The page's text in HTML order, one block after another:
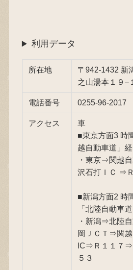
利用データ
所在地
〒942-1432 新
之山湯本１９−１
電話番号 0255-96-2017
アクセス
車
■東京方面3 時
越自動車道」
・東京⇒関越
沢石打ＩＣ ⇒
■新潟方面2 時
「北陸自動車
・新潟⇒北陸
岡ＪＣＴ⇒関
IC⇒Ｒ１１７⇒
５３